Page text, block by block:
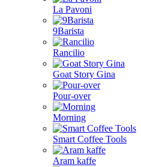
La Pavoni
9Barista
Rancilio
Goat Story Gina
Pour-over
Morning
Smart Coffee Tools
Aram kaffe